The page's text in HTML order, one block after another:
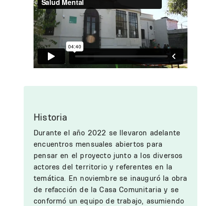
Historia
Durante el año 2022 se llevaron adelante
encuentros mensuales abiertos para
pensar en el proyecto junto a los diversos
actores del territorio y referentes en la
temática. En noviembre se inauguró la obra
de refacción de la Casa Comunitaria y se
conformó un equipo de trabajo, asumiendo